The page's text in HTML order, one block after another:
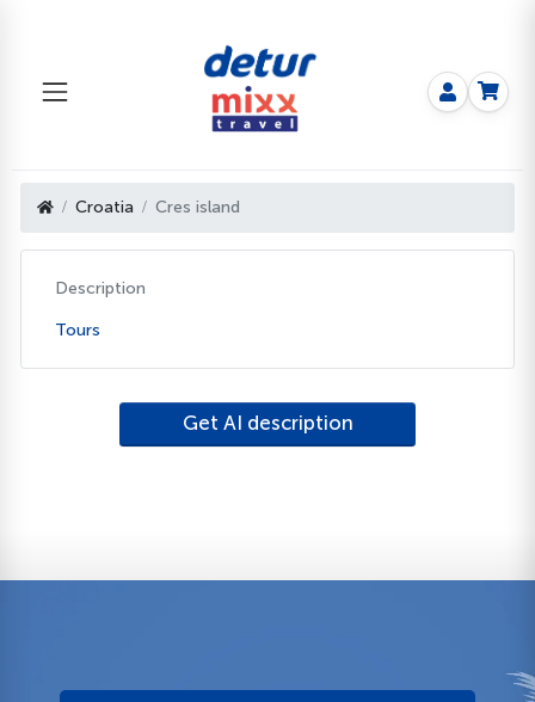
Croatia Cres island
Description
Tours
Get AI description